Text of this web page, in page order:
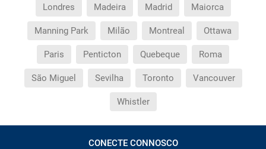
Londres Madeira Madrid Maiorca
Manning Park Milão Montreal Ottawa
Paris Penticton Quebeque Roma
São Miguel Sevilha Toronto Vancouver
Whistler
CONECTE CONNOSCO